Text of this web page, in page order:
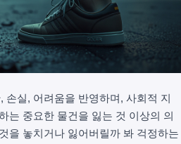
손실, 어려움을 반영하며, 사회적 지
는 중요한 물건을 잃는 것 이상의 의
을 놓치거나 잃어버릴까 봐 걱정하는